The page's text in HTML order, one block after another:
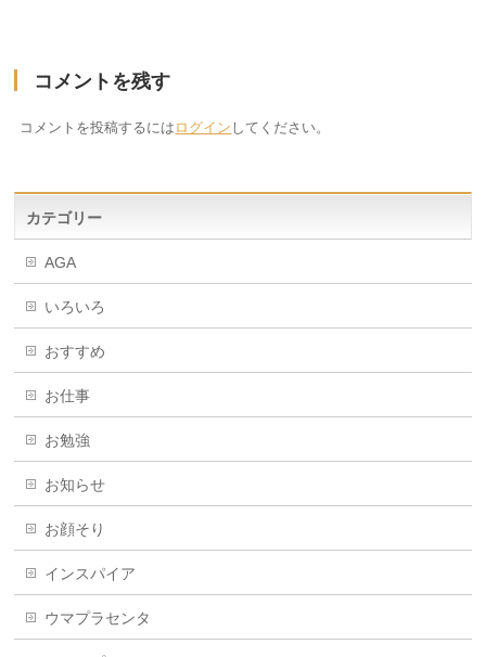
コメントを残す
コメントを投稿するには ログイン してください。
カテゴリー
AGA
いろいろ
おすすめ
お仕事
お勉強
お知らせ
お顔そり
インスパイア
ウマプラセンタ